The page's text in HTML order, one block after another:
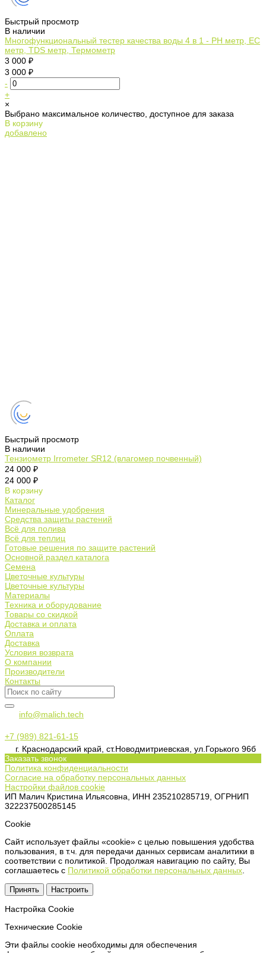
Быстрый просмотр
В наличии
Многофункциональный тестер качества воды 4 в 1 - PH метр, EC
метр, TDS метр, Термометр
3 000 ₽
3 000 ₽
-
+
×
Выбрано максимальное количество, доступное для заказа
В корзину
добавлено
Быстрый просмотр
В наличии
Тензиометр Irrometer SR12 (влагомер почвенный)
24 000 ₽
24 000 ₽
В корзину
Каталог
Минеральные удобрения
Средства защиты растений
Всё для полива
Всё для теплиц
Готовые решения по защите растений
Основной раздел каталога
Семена
Цветочные культуры
Цветочные культуры
Материалы
Техника и оборудование
Товары со скидкой
Доставка и оплата
Оплата
Доставка
Условия возврата
О компании
Производители
Контакты
info@malich.tech
+7 (989) 821-61-15
г. Краснодарский край, ст.Новодмитриевская, ул.Горького 96б
Заказать звонок
Политика конфиденциальности
Согласие на обработку персональных данных
Настройки файлов cookie
ИП Малич Кристина Ильясовна, ИНН 235210285719, ОГРНИП
322237500285145
Сookie
Сайт использует файлы «cookie» с целью повышения удобства
пользования, в т.ч. для передачи данных сервисам аналитики в
соответствии с политикой. Продолжая навигацию по сайту, Вы
соглашаетесь с Политикой обработки персональных данных
Принять Настроить
Настройка Сookie
Технические Cookie
Эти файлы cookie необходимы для обеспечения